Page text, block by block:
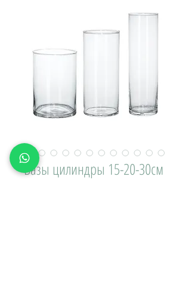
Вазы цилиндры 15-20-30см